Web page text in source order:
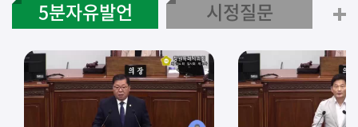
5분자유발언 시정질문